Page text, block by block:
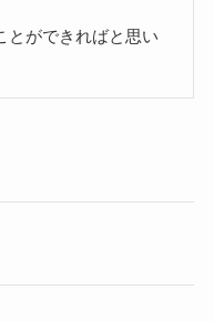
とができればと思い